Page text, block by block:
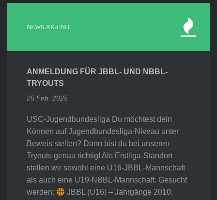
NEWS JUGEND
ANMELDUNG FÜR JBBL- UND NBBL-
TRYOUTS
25 Feb. 2025
USC-Jugendbundesliga Du möchtest dein
Können auf Jugendbundesliga-Niveau unter
Beweis stellen? Dann bist du bei unseren
Tryouts genau richtig! Als Erstliga-Standort
stellen wir sowohl eine U16-JBBL-Mannschaft
als auch eine U19-NBBL-Mannschaft. Gesucht
werden:
JBBL (U16) – Jahrgänge 2010,